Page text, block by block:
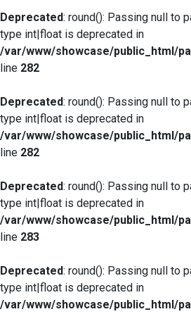
Deprecated: round(): Passing null to
type int|float is deprecated in
/var/www/showcase/public_html/
line 282
Deprecated: round(): Passing null to
type int|float is deprecated in
/var/www/showcase/public_html/
line 282
Deprecated: round(): Passing null to
type int|float is deprecated in
/var/www/showcase/public_html/
line 283
Deprecated: round(): Passing null to
type int|float is deprecated in
/var/www/showcase/public_html/